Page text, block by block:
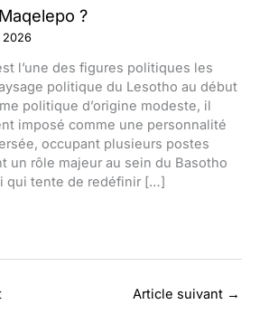
?
2026
l’une des figures politiques les
politique du Lesotho au début
politique d’origine modeste, il
imposé comme une personnalité
occupant plusieurs postes
un rôle majeur au sein du Basotho
qui tente de redéfinir […]
Article suivant →